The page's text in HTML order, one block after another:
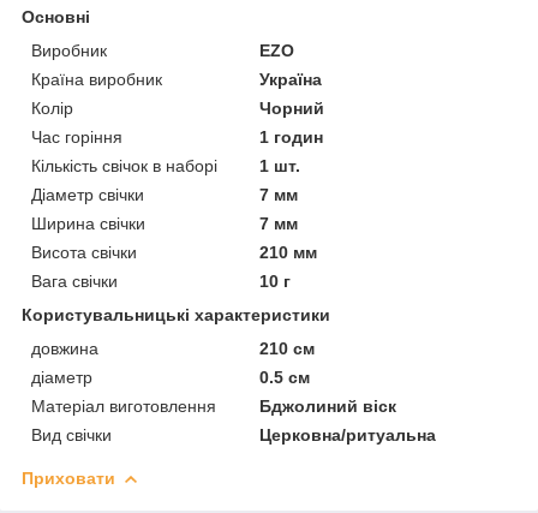
Основні
Виробник
EZO
Країна виробник
Україна
Колір
Чорний
Час горіння
1 годин
Кількість свічок в наборі
1 шт.
Діаметр свічки
7 мм
Ширина свічки
7 мм
Висота свічки
210 мм
Вага свічки
10 г
Користувальницькі характеристики
довжина
210 см
діаметр
0.5 см
Матеріал виготовлення
Бджолиний віск
Вид свічки
Церковна/ритуальна
Приховати